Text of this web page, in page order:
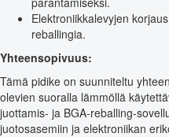
Elektroniikkalevyjen
reballingia.
Yhteensopivuus:
Tämä pidike on suunniteltu
olevien suoralla lämmöllä
juottamis- ja BGA-reballing-
juotosasemiin ja elektroniikan